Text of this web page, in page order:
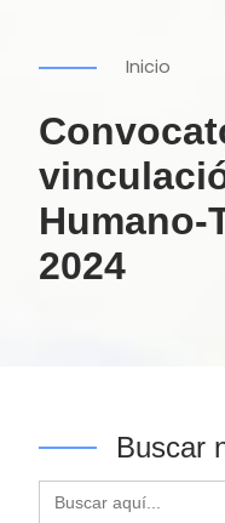
Inicio
Humano-
2024
Buscar
Buscar: